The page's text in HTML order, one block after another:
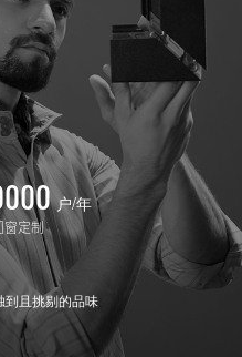
户/年
窗定制
到且挑剔的品味